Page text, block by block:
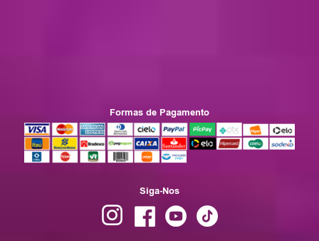
Formas de Pagamento
Siga-Nos